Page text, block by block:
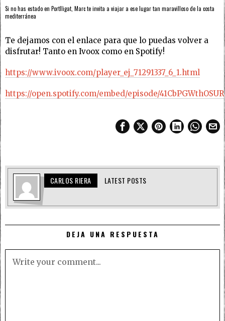
Si no has estado en Portlligat, Marc te invita a viajar a ese lugar tan maravilloso de la costa
mediterránea
Te dejamos con el enlace para que lo puedas volver a
disfrutar! Tanto en Ivoox como en Spotify!
https://www.ivoox.com/player_ej_71291337_6_1.html
https://open.spotify.com/embed/episode/
CARLOS RIERA LATEST POSTS
DEJA UNA RESPUESTA